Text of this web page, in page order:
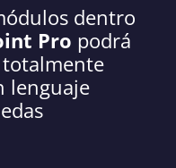
dentro
Pro podrá
lenguaje